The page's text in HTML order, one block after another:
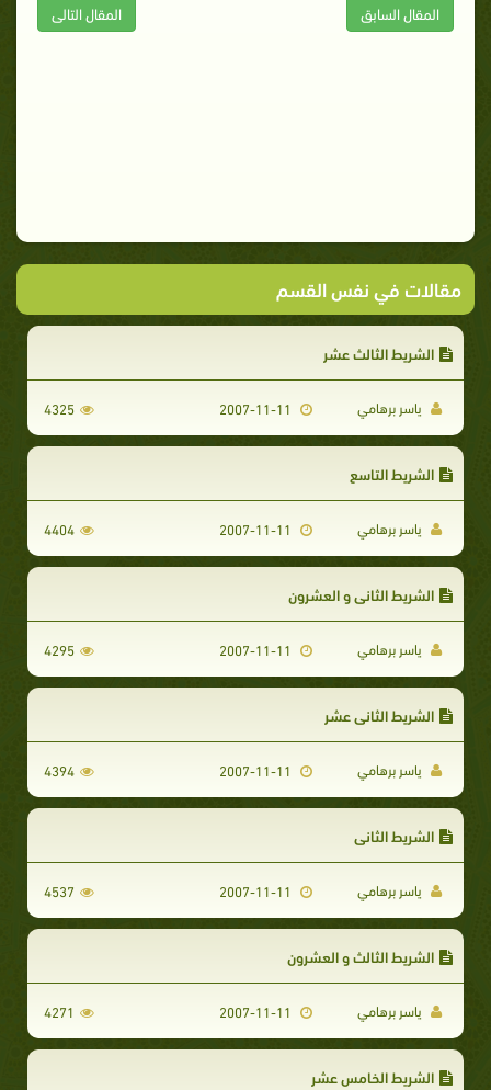
المقال السابق المقال التالى
مقالات في نفس القسم
الشريط الثالث عشر
ياسر برهامي 4325
الشريط التاسع
ياسر برهامي 4404
الشريط الثاني و العشرون
ياسر برهامي 4295
الشريط الثاني عشر
ياسر برهامي 4394
الشريط الثاني
ياسر برهامي 4537
الشريط الثالث و العشرون
ياسر برهامي 4271
الشريط الخامس عشر